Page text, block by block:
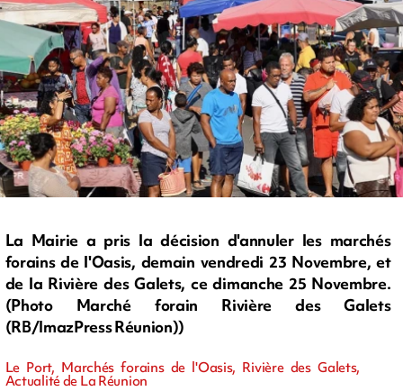
La Mairie a pris la décision d'annuler les marchés
forains de l'Oasis, demain vendredi 23 Novembre, et
de la Rivière des Galets, ce dimanche 25 Novembre.
(Photo Marché forain Rivière des Galets
(RB/ImazPress Réunion))
Le Port, Marchés forains de l'Oasis, Rivière des Galets,
Actualité de La Réunion